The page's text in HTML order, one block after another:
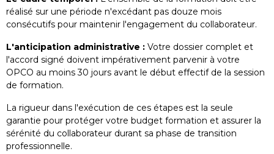
réalisé sur une période n'excédant pas douze mois
consécutifs pour maintenir l'engagement du collaborateur.
L'anticipation administrative : Votre dossier complet et
l'accord signé doivent impérativement parvenir à votre
OPCO au moins 30 jours avant le début effectif de la session
de formation.
La rigueur dans l'exécution de ces étapes est la seule
garantie pour protéger votre budget formation et assurer la
sérénité du collaborateur durant sa phase de transition
professionnelle.